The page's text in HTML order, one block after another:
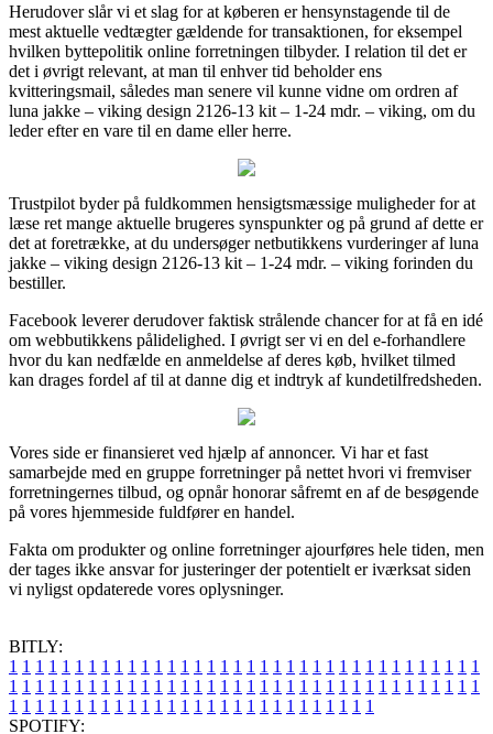
Herudover slår vi et slag for at køberen er hensynstagende til de
mest aktuelle vedtægter gældende for transaktionen, for eksempel
hvilken byttepolitik online forretningen tilbyder. I relation til det er
det i øvrigt relevant, at man til enhver tid beholder ens
kvitteringsmail, således man senere vil kunne vidne om ordren af
luna jakke – viking design 2126-13 kit – 1-24 mdr. – viking, om du
leder efter en vare til en dame eller herre.
Trustpilot byder på fuldkommen hensigtsmæssige muligheder for at
læse ret mange aktuelle brugeres synspunkter og på grund af dette er
det at foretrække, at du undersøger netbutikkens vurderinger af luna
jakke – viking design 2126-13 kit – 1-24 mdr. – viking forinden du
bestiller.
Facebook leverer derudover faktisk strålende chancer for at få en idé
om webbutikkens pålidelighed. I øvrigt ser vi en del e-forhandlere
hvor du kan nedfælde en anmeldelse af deres køb, hvilket tilmed
kan drages fordel af til at danne dig et indtryk af kundetilfredsheden.
Vores side er finansieret ved hjælp af annoncer. Vi har et fast
samarbejde med en gruppe forretninger på nettet hvori vi fremviser
forretningernes tilbud, og opnår honorar såfremt en af de besøgende
på vores hjemmeside fuldfører en handel.
Fakta om produkter og online forretninger ajourføres hele tiden, men
der tages ikke ansvar for justeringer der potentielt er iværksat siden
vi nyligst opdaterede vores oplysninger.
BITLY:
1 1 1 1 1 1 1 1 1 1 1 1 1 1 1 1 1 1 1 1 1 1 1 1 1 1 1 1 1 1 1 1 1 1 1 1
1 1 1 1 1 1 1 1 1 1 1 1 1 1 1 1 1 1 1 1 1 1 1 1 1 1 1 1 1 1 1 1 1 1 1 1
1 1 1 1 1 1 1 1 1 1 1 1 1 1 1 1 1 1 1 1 1 1 1 1 1 1 1 1
SPOTIFY: